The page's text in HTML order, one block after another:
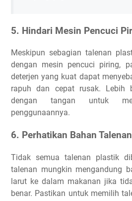
5. Hindari Mesin Pencuci
Meskipun sebagian talenan
dengan mesin pencuci piring,
deterjen yang kuat dapat
rapuh dan cepat rusak. Lebih
dengan tangan untuk
penggunaannya.
6. Perhatikan Bahan Talenan
Tidak semua talenan plastik
talenan mungkin mengandung
larut ke dalam makanan jika
benar. Pastikan untuk memilih